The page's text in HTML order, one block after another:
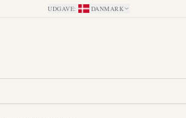
UDGAVE: DANMARK